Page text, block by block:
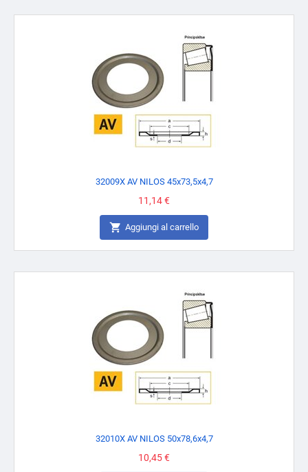
32009X AV NILOS 45x73,5x4,7
Prezzo
11,14 €
 Aggiungi al carrello
32010X AV NILOS 50x78,6x4,7
Prezzo
10,45 €